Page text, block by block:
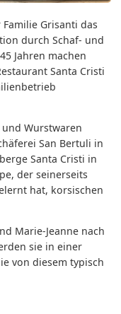
Grisanti das
durch Schaf- und
Jahren machen
Santa Cristi
Wurstwaren
San Bertuli in
Santa Cristi in
der seinerseits
hat, korsischen
Marie-Jeanne nach
sie in einer
von diesem typisch